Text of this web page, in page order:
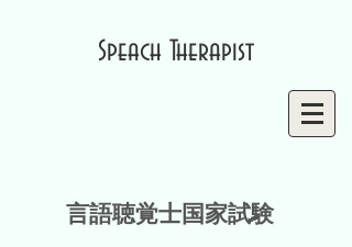
Speach Therapist
​言語聴覚士国家試験